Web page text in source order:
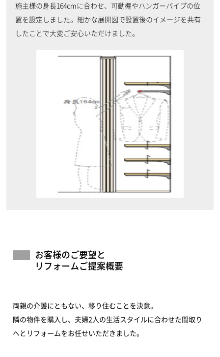
施主様の身長164cmに合わせ、可動棚やハンガーパイプの位
置を設定しました。細かな展開図で設置後のイメージを共有
したことで大変ご安心いただけました。
お客様のご要望と
リフォームご提案概要
両親の介護にともない、移り住むことを決意。
隣の物件を購入し、夫婦2人の生活スタイルに合わせた間取り
へとリフォームをお任せいただきました。